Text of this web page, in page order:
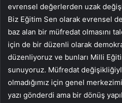
evrensel değerlerden uzak
Biz Eğitim Sen olarak evrensel
baz alan bir müfredat olmasını
için de bir düzenli olarak
düzenliyoruz ve bunları Milli
sunuyoruz. Müfredat
olmadığımız için genel
yazı gönderdi ama bir dönüş